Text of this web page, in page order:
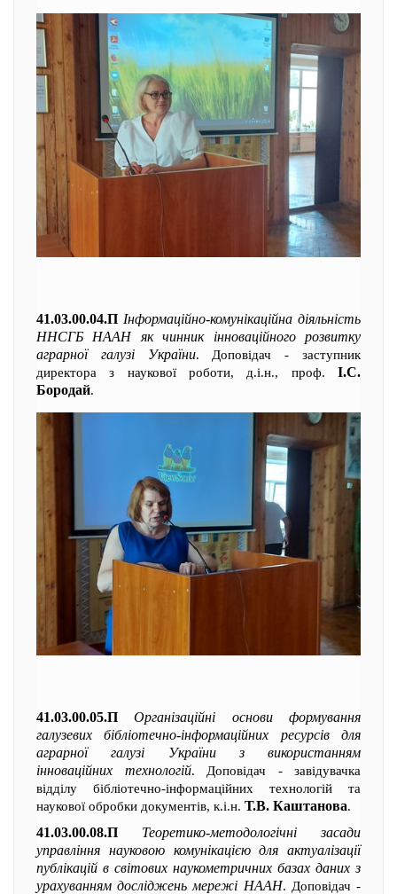
41.03.00.04.П Інформаційно-комунікаційна діяльність
ННСГБ НААН як чинник інноваційного розвитку
аграрної галузі України. Доповідач - заступник
директора з наукової роботи, д.і.н., проф. І.С.
Бородай.
41.03.00.05.П
Організаційні основи формування
галузевих бібліотечно-інформаційних ресурсів для
аграрної галузі України з використанням
інноваційних технологій. Доповідач - завідувачка
відділу бібліотечно-інформаційних технологій та
наукової обробки документів, к.і.н. Т.В. Каштанова.
41.03.00.08.П
Теоретико-методологічні засади
управління науковою комунікацією для актуалізації
публікацій в світових наукометричних базах даних з
урахуванням досліджень мережі НААН. Доповідач -